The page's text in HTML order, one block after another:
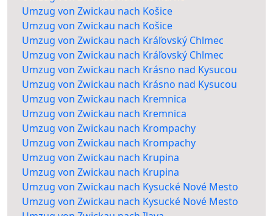
Umzug von Zwickau nach Košice
Umzug von Zwickau nach Košice
Umzug von Zwickau nach Kráľovský Chlmec
Umzug von Zwickau nach Kráľovský Chlmec
Umzug von Zwickau nach Krásno nad Kysucou
Umzug von Zwickau nach Krásno nad Kysucou
Umzug von Zwickau nach Kremnica
Umzug von Zwickau nach Kremnica
Umzug von Zwickau nach Krompachy
Umzug von Zwickau nach Krompachy
Umzug von Zwickau nach Krupina
Umzug von Zwickau nach Krupina
Umzug von Zwickau nach Kysucké Nové Mesto
Umzug von Zwickau nach Kysucké Nové Mesto